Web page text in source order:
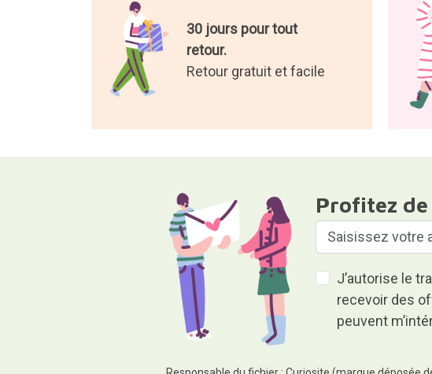
30 jours pour tout
retour.
Retour gratuit et facile
Profitez
J’autorise le
recevoir des
peuvent